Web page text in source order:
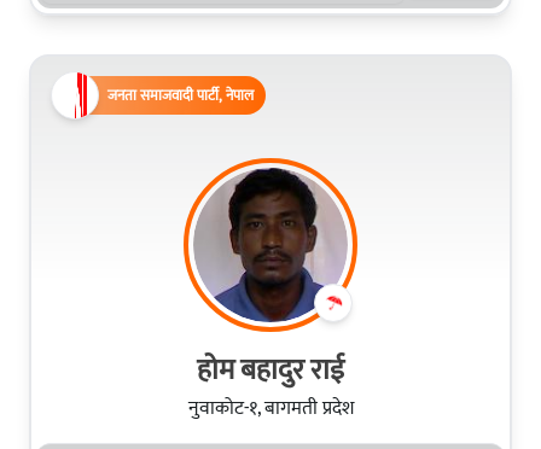
जनता समाजवादी पार्टी, नेपाल
होम बहादुर राई
नुवाकोट-१, बागमती प्रदेश